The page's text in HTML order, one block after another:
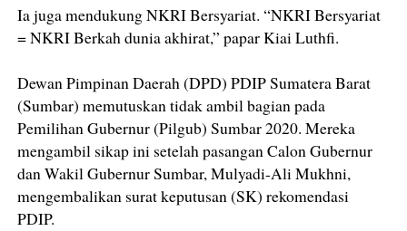
Ia juga mendukung NKRI Bersyariat. “NKRI Bersyariat
= NKRI Berkah dunia akhirat,” papar Kiai Luthfi.
Dewan Pimpinan Daerah (DPD) PDIP Sumatera Barat
(Sumbar) memutuskan tidak ambil bagian pada
Pemilihan Gubernur (Pilgub) Sumbar 2020. Mereka
mengambil sikap ini setelah pasangan Calon Gubernur
dan Wakil Gubernur Sumbar, Mulyadi-Ali Mukhni,
mengembalikan surat keputusan (SK) rekomendasi
PDIP.